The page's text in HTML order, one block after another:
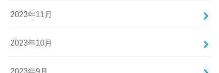
2023年11月
2023年10月
2023年9月